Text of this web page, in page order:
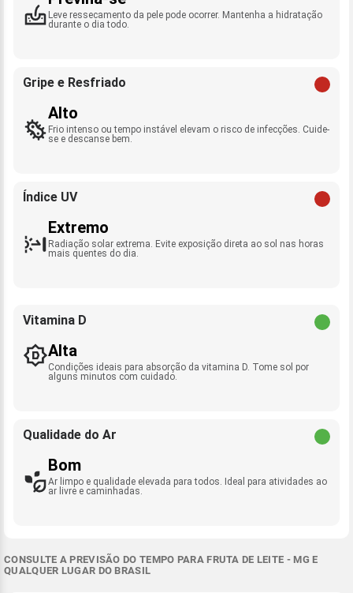
Leve ressecamento da pele pode ocorrer. Mantenha a hidratação
durante o dia todo.
Gripe e Resfriado
Alto
Frio intenso ou tempo instável elevam o risco de infecções. Cuide-
se e descanse bem.
Índice UV
Extremo
Radiação solar extrema. Evite exposição direta ao sol nas horas
mais quentes do dia.
Vitamina D
Alta
Condições ideais para absorção da vitamina D. Tome sol por
alguns minutos com cuidado.
Qualidade do Ar
Bom
Ar limpo e qualidade elevada para todos. Ideal para atividades ao
ar livre e caminhadas.
CONSULTE A PREVISÃO DO TEMPO PARA FRUTA DE LEITE - MG E
QUALQUER LUGAR DO BRASIL